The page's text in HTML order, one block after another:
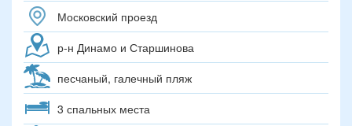
Московский проезд
р-н Динамо и Старшинова
песчаный, галечный пляж
3 спальных места